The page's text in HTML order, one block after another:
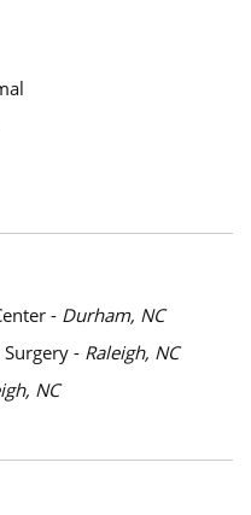
- Durham, NC
- Raleigh, NC
NC